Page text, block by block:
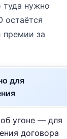
нужно
остаётся
премии за
для
угоне — для
договора